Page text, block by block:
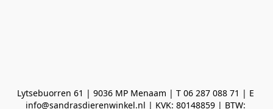
Lytsebuorren 61 | 9036 MP Menaam | T 06 287 088 71 | E
info@sandrasdierenwinkel.nl | KVK: 80148859 | BTW: